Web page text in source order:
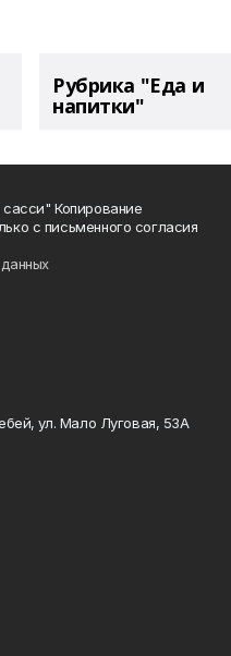
Рубрика "Еда и
напитки"
Копирование
с письменного согласия
ул. Мало Луговая, 53А